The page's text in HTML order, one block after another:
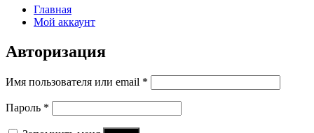
Главная
Мой аккаунт
Авторизация
Имя пользователя или email *
Пароль *